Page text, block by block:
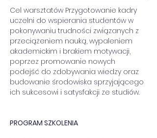
Cel warsztatów Przygotowanie kadry
uczelni do wspierania studentów w
pokonywaniu trudności związanych z
przeciążeniem nauką, wypaleniem
akademickim i brakiem motywacji,
poprzez promowanie nowych
podejść do zdobywania wiedzy oraz
budowanie środowiska sprzyjającego
ich sukcesowi i satysfakcji ze studiów.
PROGRAM SZKOLENIA